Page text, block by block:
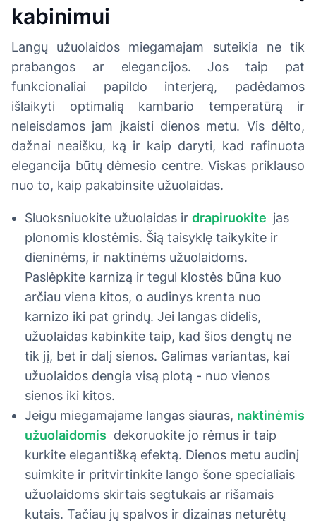
kabinimui
Langų užuolaidos miegamajam suteikia ne tik
prabangos ar elegancijos. Jos taip pat
funkcionaliai papildo interjerą, padėdamos
išlaikyti optimalią kambario temperatūrą ir
neleisdamos jam įkaisti dienos metu. Vis dėlto,
dažnai neaišku, ką ir kaip daryti, kad rafinuota
elegancija būtų dėmesio centre. Viskas priklauso
nuo to, kaip pakabinsite užuolaidas.
Sluoksniuokite užuolaidas ir drapiruokite jas
plonomis klostėmis. Šią taisyklę taikykite ir
dieninėms, ir naktinėms užuolaidoms.
Paslėpkite karnizą ir tegul klostės būna kuo
arčiau viena kitos, o audinys krenta nuo
karnizo iki pat grindų. Jei langas didelis,
užuolaidas kabinkite taip, kad šios dengtų ne
tik jį, bet ir dalį sienos. Galimas variantas, kai
užuolaidos dengia visą plotą - nuo vienos
sienos iki kitos.
Jeigu miegamajame langas siauras, naktinėmis
užuolaidomis dekoruokite jo rėmus ir taip
kurkite elegantišką efektą. Dienos metu audinį
suimkite ir pritvirtinkite lango šone specialiais
užuolaidoms skirtais segtukais ar rišamais
kutais. Tačiau jų spalvos ir dizainas neturėtų